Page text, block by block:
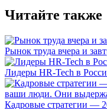
Читайте также
Рынок труда вчера и
Лидеры HR-Tech в
Кадровые стратегии —